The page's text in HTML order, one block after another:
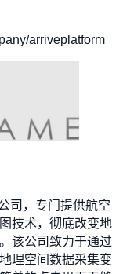
arriveplatform
司，专门提供航空
技术，彻底改变地
该公司致力于通过
理空间数据采集变